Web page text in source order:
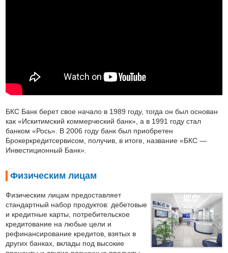
БКС Банк берет свое начало в 1989 году, тогда он был основан
как «Искитимский коммерческий банк», а в 1991 году стал
банком «Рось». В 2006 году банк был приобретен
Брокеркредитсервисом, получив, в итоге, название «БКС —
Инвестиционный Банк».
Физическим лицам
Физическим лицам предоставляет
стандартный набор продуктов: дебетовые
и кредитные карты, потребительское
кредитование на любые цели и
рефинансирование кредитов, взятых в
других банках, вклады под высокие